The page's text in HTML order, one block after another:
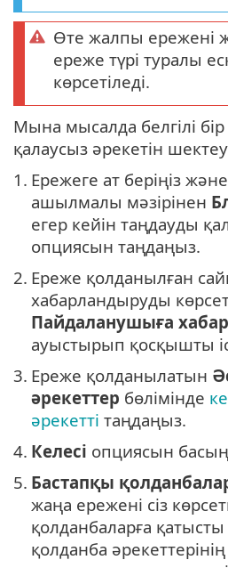
Өте жалпы ережені
ереже түрі туралы
көрсетіледі.
Мына мысалда белгілі
қалаусыз әрекетін шектеу
1. Ережеге ат беріңіз және
ашылмалы мәзірінен
егер кейін таңдауды
опциясын таңдаңыз.
2. Ереже қолданылған
хабарландыруды
Пайдаланушыға
ауыстырып қосқышты
3. Ереже қолданылатын
әрекеттер бөлімінде
әрекетті таңдаңыз.
4. Келесі опциясын
5. Бастапқы
жаңа ережені сіз
қолданбаларға
қолданба